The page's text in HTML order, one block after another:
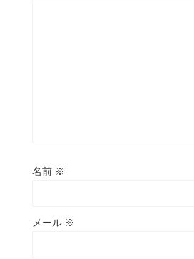
名前 ※
メール ※